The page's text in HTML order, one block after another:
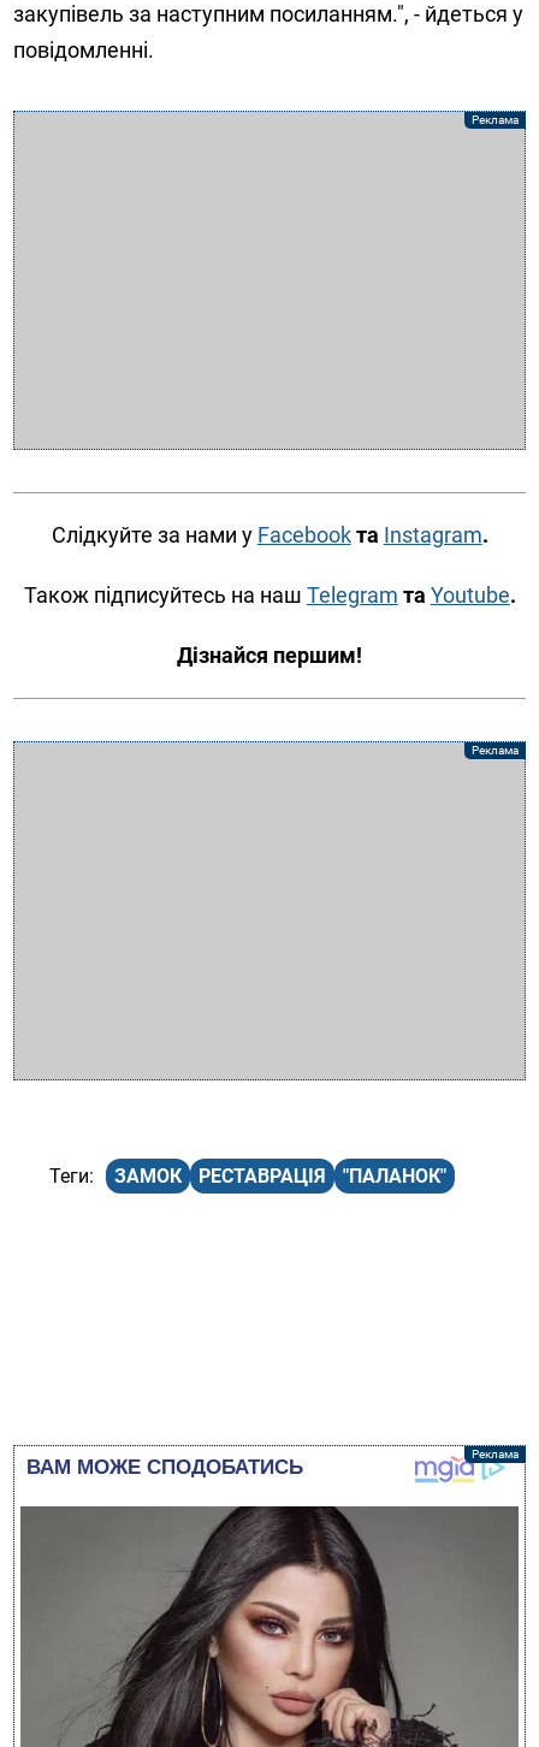
закупівель за наступним посиланням.", - йдеться у
повідомленні.
Слідкуйте за нами у Facebookта Instagram.
Також підписуйтесь на наш Telegram та Youtube.
Дізнайся першим!
ЗАМОК РЕСТАВРАЦІЯ "ПАЛАНОК"